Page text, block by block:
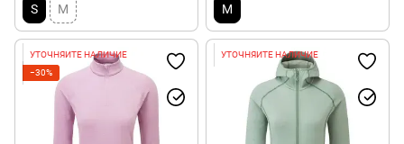
S M M
УТОЧНЯЙТЕ НАЛИЧИЕ
−30%
УТОЧНЯЙТЕ НАЛИЧИЕ